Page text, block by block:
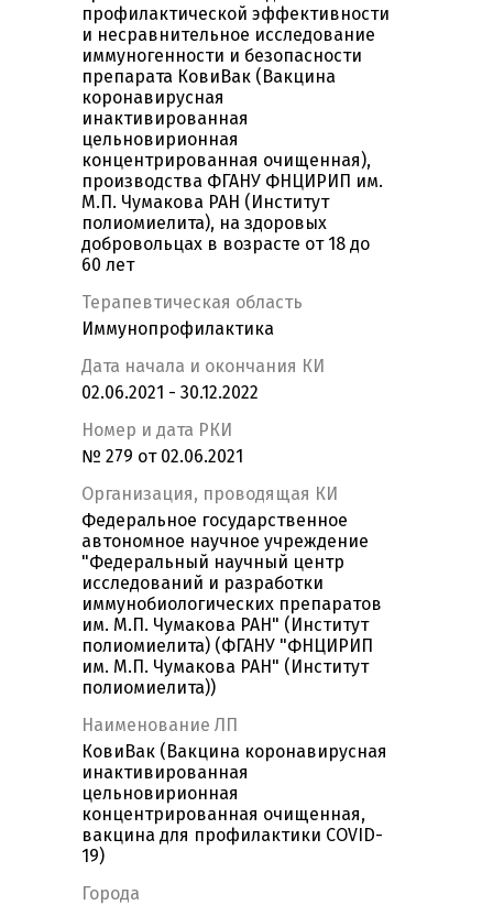
профилактической эффективности
и несравнительное исследование
иммуногенности и безопасности
препарата КовиВак (Вакцина
коронавирусная
инактивированная
цельновирионная
концентрированная очищенная),
производства ФГАНУ ФНЦИРИП им.
М.П. Чумакова РАН (Институт
полиомиелита), на здоровых
добровольцах в возрасте от 18 до
60 лет
Терапевтическая область
Иммунопрофилактика
Дата начала и окончания КИ
02.06.2021 - 30.12.2022
Номер и дата РКИ
№ 279 от 02.06.2021
Организация, проводящая КИ
Федеральное государственное
автономное научное учреждение
"Федеральный научный центр
исследований и разработки
иммунобиологических препаратов
им. М.П. Чумакова РАН" (Институт
полиомиелита) (ФГАНУ "ФНЦИРИП
им. М.П. Чумакова РАН" (Институт
полиомиелита))
Наименование ЛП
КовиВак (Вакцина коронавирусная
инактивированная
цельновирионная
концентрированная очищенная,
вакцина для профилактики COVID-
19)
Города